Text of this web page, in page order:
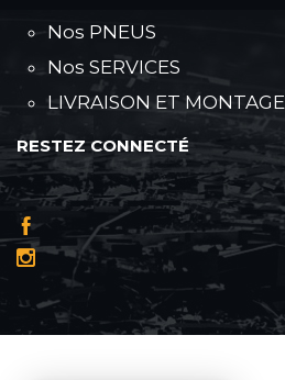
Nos PNEUS
Nos SERVICES
LIVRAISON ET MONTAGE
RESTEZ CONNECTÉ